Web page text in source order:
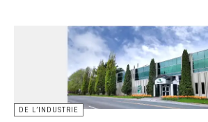
DE L’INDUSTRIE